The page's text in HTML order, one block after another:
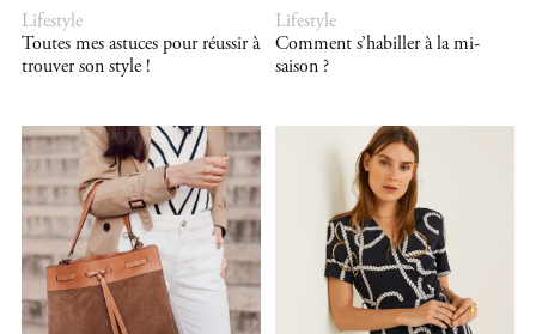
Lifestyle
Toutes mes astuces pour réussir à
trouver son style !
Lifestyle
Comment s’habiller à la mi-
saison ?